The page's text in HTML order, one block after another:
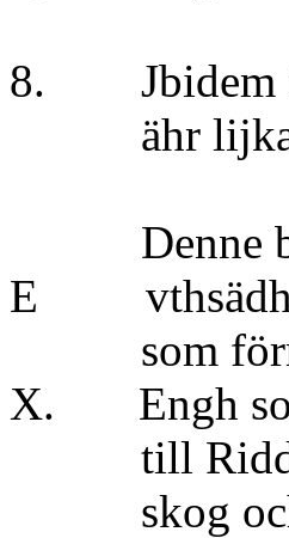
8. Jbidem
ähr lijka
Denne by
E
som
X. Engh
till Riddare
skog och